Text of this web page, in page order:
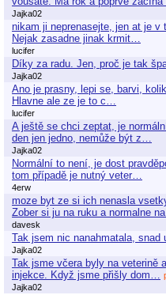
Jajka02
nikam ji neprenasejte, jen at je v
Nejak zasadne jinak krmit…
lucifer
Díky za radu. Jen, proč je tak
Jajka02
Ano je prasny, lepi se, barvi,
Hlavne ale ze je to c…
lucifer
A ještě se chci zeptat, je
den jen jedno, nemůže být z…
Jajka02
Normální to není, je dost
tom případě je nutný veter…
4erw
moze byt ze si ich nenasla
Zober si ju na ruku a normalne
davesk
Tak jsem nic nanahmatala, snad
Jajka02
Tak jsme včera byly na veterině
injekce. Když jsme přišly dom…
Jajka02